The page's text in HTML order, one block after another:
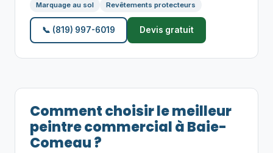
Marquage au sol
Revêtements protecteurs
📞 (819) 997-6019 Devis gratuit
Comment choisir le meilleur
peintre commercial à Baie-
Comeau ?